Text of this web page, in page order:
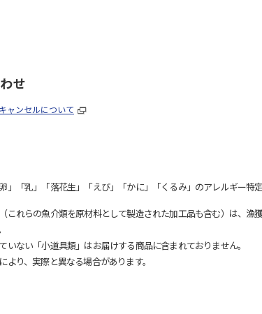
せ
ャンセルについて
」「乳」「落花生」「えび」「かに」「くるみ」のアレルギー特
れらの魚介類を原材料として製造された加工品も含む）は、漁
ない「小道具類」はお届けする商品に含まれておりません。
り、実際と異なる場合があります。